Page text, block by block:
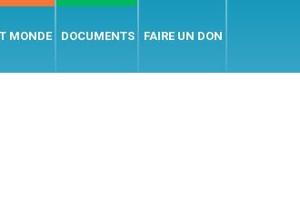
MONDE DOCUMENTS FAIRE UN DON